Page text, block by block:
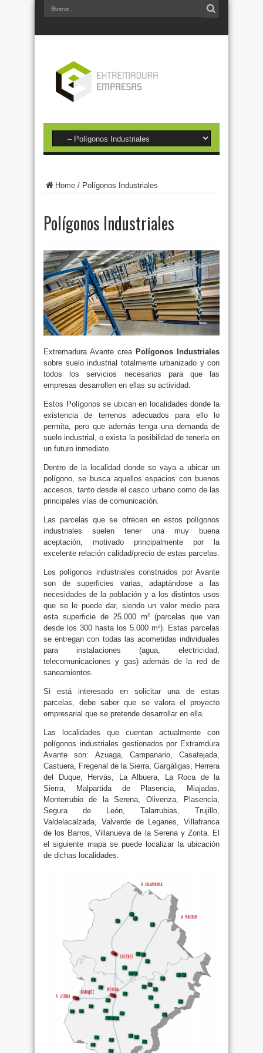
Home / Polígonos Industriales
Polígonos Industriales
Extremadura Avante crea Polígonos Industriales
sobre suelo industrial totalmente urbanizado y con
todos los servicios necesarios para que las
empresas desarrollen en ellas su actividad.
Estos Polígonos se ubican en localidades donde la
existencia de terrenos adecuados para ello lo
permita, pero que además tenga una demanda de
suelo industrial, o exista la posibilidad de tenerla en
un futuro inmediato.
Dentro de la localidad donde se vaya a ubicar un
polígono, se busca aquellos espacios con buenos
accesos, tanto desde el casco urbano como de las
principales vías de comunicación.
Las parcelas que se ofrecen en estos polígonos
industriales suelen tener una muy buena
aceptación, motivado principalmente por la
excelente relación calidad/precio de estas parcelas.
Los polígonos industriales construidos por Avante
son de superficies varias, adaptándose a las
necesidades de la población y a los distintos usos
que se le puede dar, siendo un valor medio para
esta superficie de 25.000 m² (parcelas que van
desde los 300 hasta los 5.000 m²). Estas parcelas
se entregan con todas las acometidas individuales
para instalaciones (agua, electricidad,
telecomunicaciones y gas) además de la red de
saneamientos.
Si está interesado en solicitar una de estas
parcelas, debe saber que se valora el proyecto
empresarial que se pretende desarrollar en ella.
Las localidades que cuentan actualmente con
polígonos industriales gestionados por Extramdura
Avante son: Azuaga, Campanario, Casatejada,
Castuera, Fregenal de la Sierra, Gargáligas, Herrera
del Duque, Hervás, La Albuera, La Roca de la
Sierra, Malpartida de Plasencia, Miajadas,
Monterrubio de la Serena, Olivenza, Plasencia,
Segura de León, Talarrubias, Trujillo,
Valdelacalzada, Valverde de Leganes, Villafranca
de los Barros, Villanueva de la Serena y Zorita. El
el siguiente mapa se puede localizar la ubicación
de dichas localidades.